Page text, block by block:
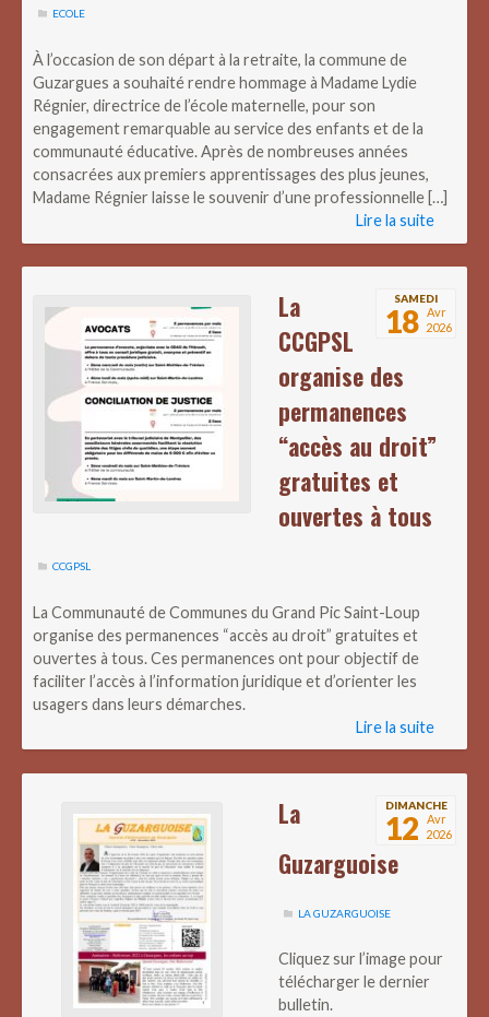
ECOLE
À l’occasion de son départ à la retraite, la commune de
Guzargues a souhaité rendre hommage à Madame Lydie
Régnier, directrice de l’école maternelle, pour son
engagement remarquable au service des enfants et de la
communauté éducative. Après de nombreuses années
consacrées aux premiers apprentissages des plus jeunes,
Madame Régnier laisse le souvenir d’une professionnelle […]
Lire la suite
SAMEDI
18 Avr
2026
La
CCGPSL
organise des
permanences
“accès au droit”
gratuites et
ouvertes à tous
CCGPSL
La Communauté de Communes du Grand Pic Saint-Loup
organise des permanences “accès au droit” gratuites et
ouvertes à tous. Ces permanences ont pour objectif de
faciliter l’accès à l’information juridique et d’orienter les
usagers dans leurs démarches.
Lire la suite
DIMANCHE
12
Avr
2026
La
Guzarguoise
LA GUZARGUOISE
Cliquez sur l’image pour
télécharger le dernier
bulletin.